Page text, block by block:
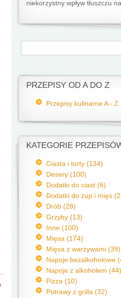
niekorzystny wpływ tłuszczu
Formularz
Szukaj
PRZEPISY OD A DO Z
Przepisy kulinarne A - Z
KATEGORIE
Ciasta i torty (134)
Desery (100)
Dodatki do ciast (6)
Dodatki do zup i mięs
Drób (28)
Grzyby (13)
Inne (100)
Mięsa (174)
Mięsa z warzywami (39)
Napoje bezalkoholowe
Napoje z alkoholem (44)
Pizza (10)
Potrawy z grilla (32)